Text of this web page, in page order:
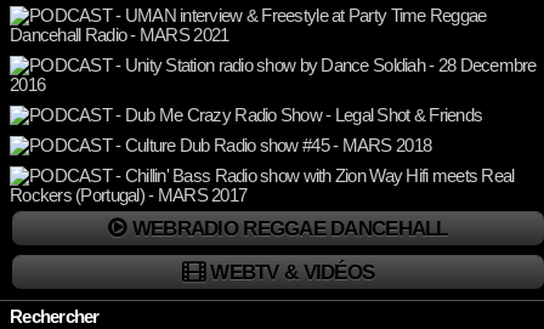
WEBRADIO REGGAE DANCEHALL
WEBTV & VIDÉOS
Rechercher